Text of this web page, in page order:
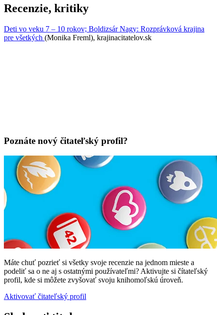
Recenzie, kritiky
Deti vo veku 7 – 10 rokov; Boldizsár Nagy: Rozprávková krajina
pre všetkých (Monika Freml), krajinacitatelov.sk
Poznáte nový čitateľský profil?
Máte chuť pozrieť si všetky svoje recenzie na jednom mieste a
podeliť sa o ne aj s ostatnými používateľmi? Aktivujte si čítateľský
profil, kde si môžete zvyšovať svoju knihomoľskú úroveň.
Aktivovať čitateľský profil